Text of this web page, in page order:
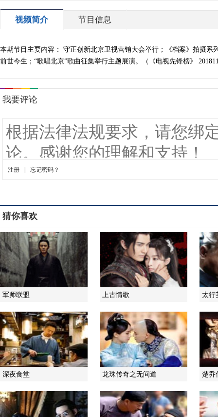
视频简介 节目信息
本期节目主要内容： 守正创新北京卫视营销大会举行；《档案》拍摄
前世今生；“歌唱北京”歌曲征集举行主题展演。（《电视先锋榜》
猜你喜欢
军师联盟 上古情歌 太行
深夜食堂 龙珠传奇之无间道 楚乔